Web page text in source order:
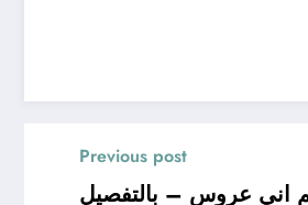
Previous post
اني عروس – بالتفصيل